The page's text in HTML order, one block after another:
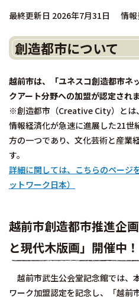
最終更新日 2026年7月31日 情
創造都市について
越前市は、「ユネスコ創造都市ネ
クアート分野への加盟が認定され
※創造都市（Creative City）とは
情報経済化が急速に進展した21世
方の一つであり、文化芸術と産業
す。
詳細に関しては、こちらのページ
ットワーク日本）
越前市創造都市推進企
と現代木版画」開催中！
越前市武生公会堂記念館では、
ワーク加盟認定を記念し、「越前